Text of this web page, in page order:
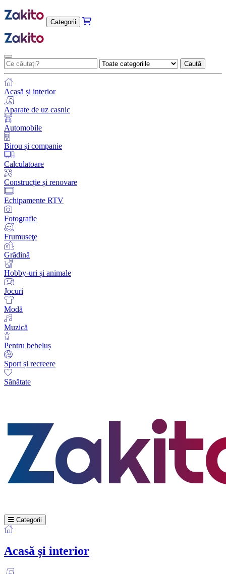
Categorii
Caută
Acasă și interior
Aparate de uz casnic
Automobile
Birou și companie
Calculatoare
Construcție și renovare
Echipamente RTV
Fotografie
Frumuseţe
Grădină
Hobby-uri și animale
Jocuri
Modă
Muzică
Pentru bebeluș
Sport și recreere
Sănătate
Categorii
Acasă și interior